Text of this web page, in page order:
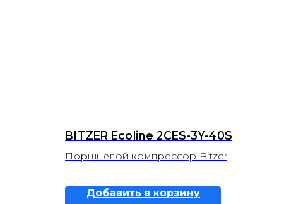
BITZER Ecoline 2CES-3Y-40S
Поршневой компрессор Bitzer
Добавить в корзину